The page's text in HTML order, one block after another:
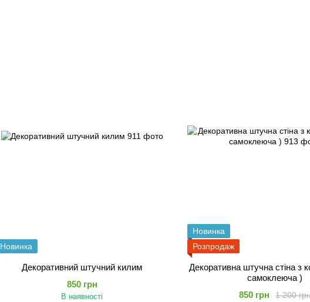
Новинка
Декоративний штучний килим
850 грн
В наявності
Новинка
Розпродаж
Декоративна штучна стіна з
самоклеюча )
1 200
850 грн